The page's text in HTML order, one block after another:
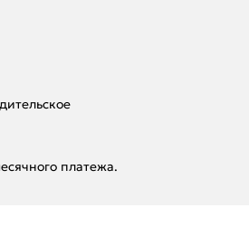
платежа.